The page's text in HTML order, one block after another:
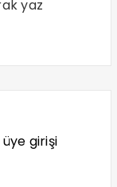
yaz
üye girişi